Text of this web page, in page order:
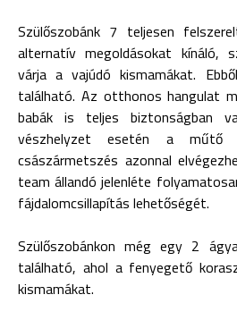
Szülőszobánk 7 teljesen
alternatív megoldásokat kínáló,
várja a vajúdó kismamákat.
található. Az otthonos hangulat
babák is teljes biztonságban
vészhelyzet esetén a műtő
császármetszés azonnal
team állandó jelenléte
fájdalomcsillapítás lehetőségét.
Szülőszobánkon még egy 2
található, ahol a fenyegető
kismamákat.